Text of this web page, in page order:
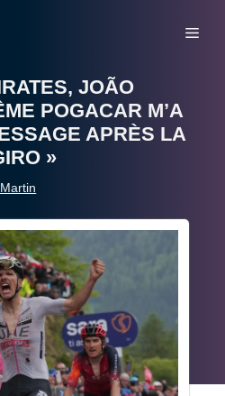
JOÃO
POGACAR M’A
APRÈS LA
»